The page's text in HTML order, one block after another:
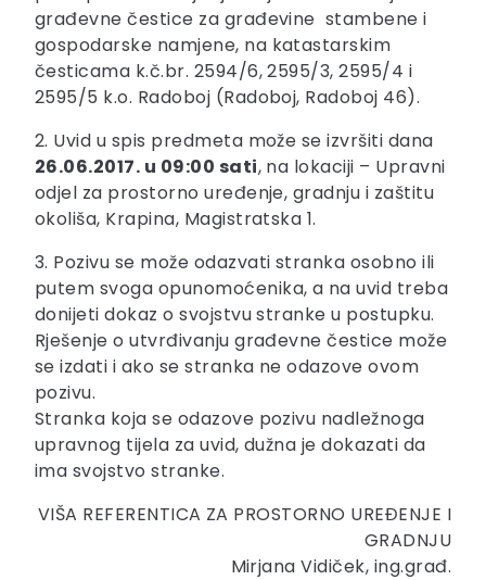
građevne čestice za građevine stambene i
gospodarske namjene, na katastarskim
česticama k.č.br. 2594/6, 2595/3, 2595/4 i
2595/5 k.o. Radoboj (Radoboj, Radoboj 46).
2. Uvid u spis predmeta može se izvršiti dana
26.06.2017. u 09:00 sati, na lokaciji – Upravni
odjel za prostorno uređenje, gradnju i zaštitu
okoliša, Krapina, Magistratska 1.
3. Pozivu se može odazvati stranka osobno ili
putem svoga opunomoćenika, a na uvid treba
donijeti dokaz o svojstvu stranke u postupku.
Rješenje o utvrđivanju građevne čestice može
se izdati i ako se stranka ne odazove ovom
pozivu.
Stranka koja se odazove pozivu nadležnoga
upravnog tijela za uvid, dužna je dokazati da
ima svojstvo stranke.
VIŠA REFERENTICA ZA PROSTORNO UREĐENJE I
GRADNJU
Mirjana Vidiček, ing.građ.